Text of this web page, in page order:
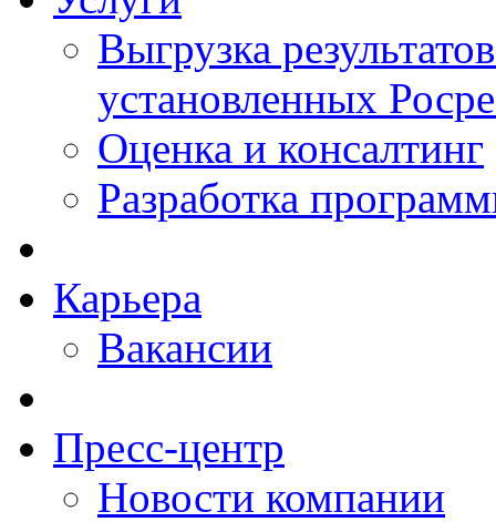
Выгрузка
установленных
Оценка и консалтинг
Разработка
Карьера
Вакансии
Пресс-центр
Новости компании